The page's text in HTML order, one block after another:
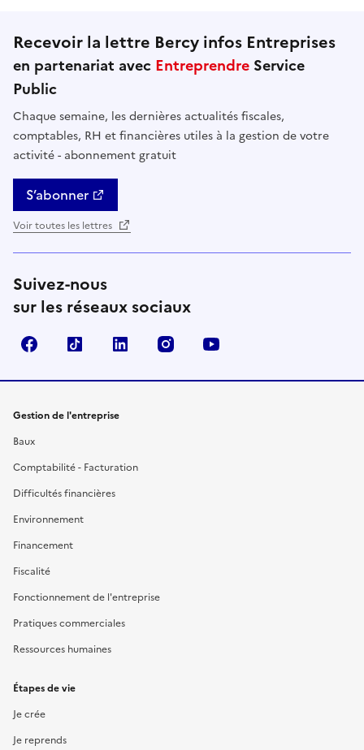
Recevoir la lettre Bercy infos Entreprises
en partenariat avec Entreprendre Service
Public
Chaque semaine, les dernières actualités fiscales,
comptables, RH et financières utiles à la gestion de votre
activité - abonnement gratuit
S’abonner
Voir toutes les lettres
Suivez-nous
sur les réseaux sociaux
FacebookTikTok Linkedin Instagram
Gestion de l'entreprise
Baux
Comptabilité - Facturation
Difficultés financières
Environnement
Financement
Fiscalité
Fonctionnement de l'entreprise
Pratiques commerciales
Ressources humaines
Étapes de vie
Je crée
Je reprends